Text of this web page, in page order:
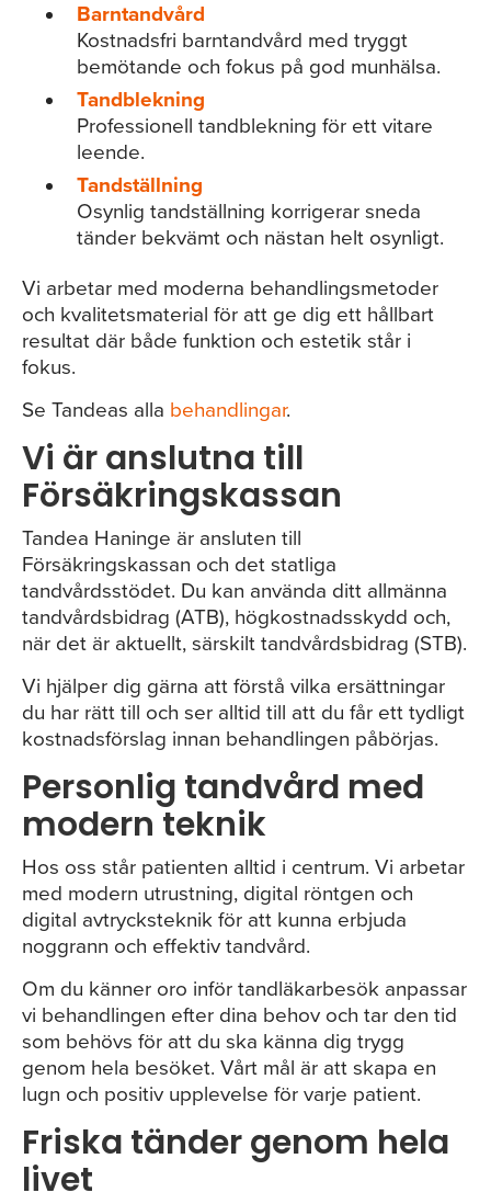
Barntandvård
Kostnadsfri barntandvård med tryggt
bemötande och fokus på god munhälsa.
Tandblekning
Professionell tandblekning för ett vitare
leende.
Tandställning
Osynlig tandställning korrigerar sneda
tänder bekvämt och nästan helt osynligt.
Vi arbetar med moderna behandlingsmetoder
och kvalitetsmaterial för att ge dig ett hållbart
resultat där både funktion och estetik står i
fokus.
Se Tandeas alla behandlingar.
Vi är anslutna till
Försäkringskassan
Tandea Haninge är ansluten till
Försäkringskassan och det statliga
tandvårdsstödet. Du kan använda ditt allmänna
tandvårdsbidrag (ATB), högkostnadsskydd och,
när det är aktuellt, särskilt tandvårdsbidrag (STB).
Vi hjälper dig gärna att förstå vilka ersättningar
du har rätt till och ser alltid till att du får ett tydligt
kostnadsförslag innan behandlingen påbörjas.
Personlig tandvård med
modern teknik
Hos oss står patienten alltid i centrum. Vi arbetar
med modern utrustning, digital röntgen och
digital avtrycksteknik för att kunna erbjuda
noggrann och effektiv tandvård.
Om du känner oro inför tandläkarbesök anpassar
vi behandlingen efter dina behov och tar den tid
som behövs för att du ska känna dig trygg
genom hela besöket. Vårt mål är att skapa en
lugn och positiv upplevelse för varje patient.
Friska tänder genom hela
livet